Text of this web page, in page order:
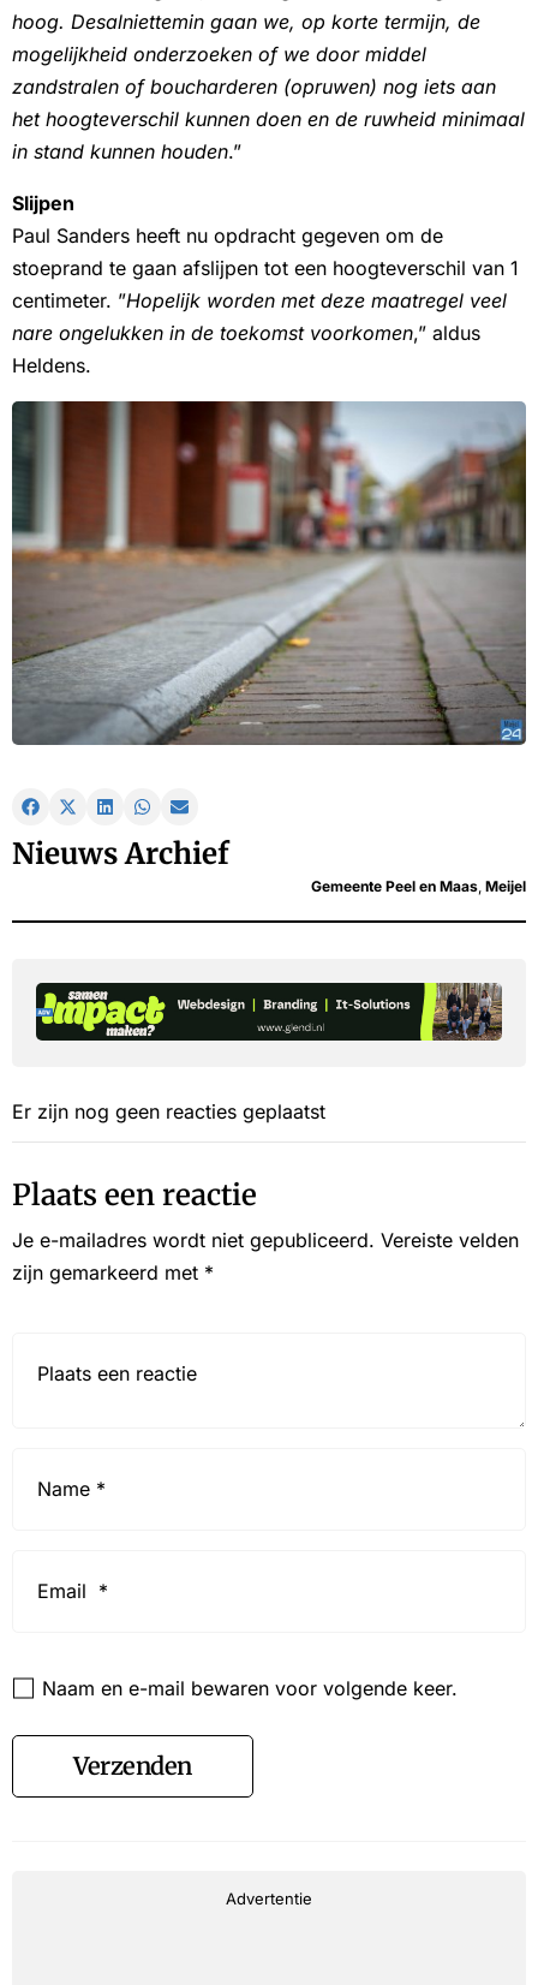
hoog. Desalniettemin gaan we, op korte termijn, de
mogelijkheid onderzoeken of we door middel
zandstralen of boucharderen (opruwen) nog iets aan
het hoogteverschil kunnen doen en de ruwheid minimaal
in stand kunnen houden.”
Slijpen
Paul Sanders heeft nu opdracht gegeven om de
stoeprand te gaan afslijpen tot een hoogteverschil van 1
centimeter. ”Hopelijk worden met deze maatregel veel
nare ongelukken in de toekomst voorkomen,” aldus
Heldens.
Nieuws Archief
Gemeente Peel en Maas Meijel
Er zijn nog geen reacties geplaatst
Plaats een reactie
Je e-mailadres wordt niet gepubliceerd. Vereiste velden
zijn gemarkeerd met *
Naam en e-mail bewaren voor volgende keer.
Verzenden
Advertentie